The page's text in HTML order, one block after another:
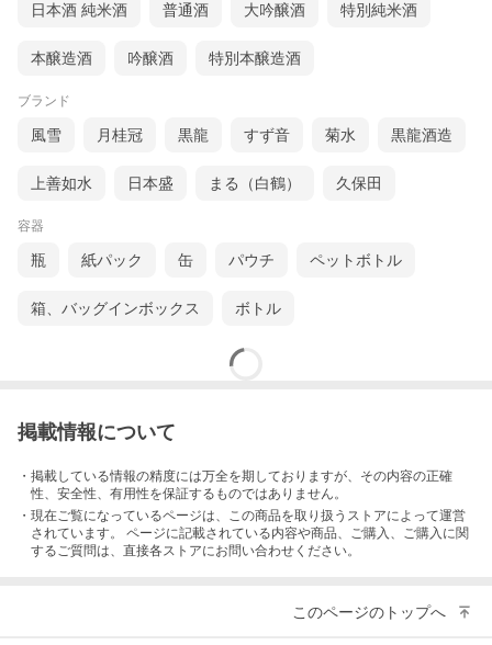
日本酒 純米酒 普通酒 大吟醸酒 特別純米酒
本醸造酒 吟醸酒 特別本醸造酒
ブランド
風雪 月桂冠 黒龍 すず音 菊水 黒龍酒造
上善如水 日本盛 まる（白鶴） 久保田
容器
瓶 紙パック 缶 パウチ ペットボトル
箱、バッグインボックス ボトル
掲載情報について
・掲載している情報の精度には万全を期しておりますが、その内容の正確
性、安全性、有用性を保証するものではありません。
・現在ご覧になっているページは、この商品を取り扱うストアによって運営
されています。 ページに記載されている内容や商品、ご購入 、ご購入に関
するご質問は、直接各ストアにお問い合わせください。
このページのトップへ